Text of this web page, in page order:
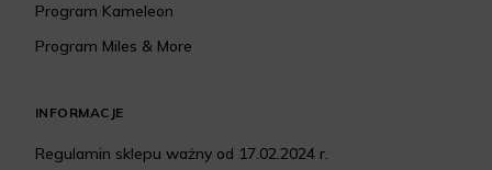
Program Kameleon
Program Miles & More
INFORMACJE
Regulamin sklepu ważny od 17.02.2024 r.